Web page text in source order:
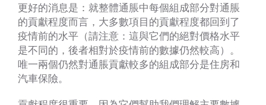
更好的消息是：就整體通脹中每個組成部分對通脹
的貢獻程度而言，大多數項目的貢獻程度都回到了
疫情前的水平（請注意：這與它們的絕對價格水平
是不同的，後者相對於疫情前的數據仍然較高）。
唯一兩個仍然對通脹貢獻較多的組成部分是住房和
汽車保險。